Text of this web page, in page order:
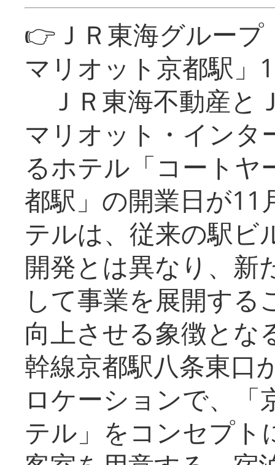
👉ＪＲ東海グルー
マリオット京都駅」
ＪＲ東海不動産と
マリオット・インタ
るホテル「コートヤ
都駅」の開業日が11
テルは、従来の駅ビ
開発とは異なり、新
して事業を展開する
向上させる象徴とな
幹線京都駅八条東口
ロケーションで、「
テル」をコンセプト